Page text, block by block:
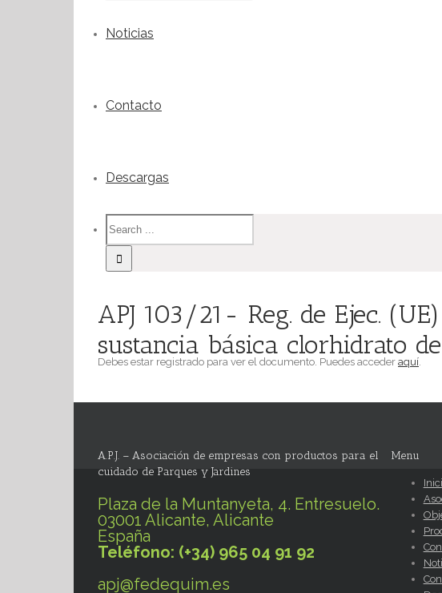
Noticias
Contacto
Descargas
APJ 103/21- Reg. de Ejec.
sustancia básica clorhidrato
Debes estar registrado para ver el documento. Puedes acceder aquí.
A.P.J. – Asociación de empresas con productos para el
cuidado de Parques y Jardines
Plaza de la Muntanyeta, 4. Entresuelo.
03001 Alicante, Alicante
España
Teléfono: (+34) 965 04 91 92
apj@fedequim.es
Menu